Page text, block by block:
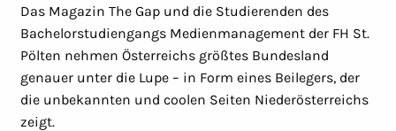
Das Magazin The Gap und die Studierenden des
Bachelorstudiengangs Medienmanagement der FH St.
Pölten nehmen Österreichs größtes Bundesland
genauer unter die Lupe – in Form eines Beilegers, der
die unbekannten und coolen Seiten Niederösterreichs
zeigt.